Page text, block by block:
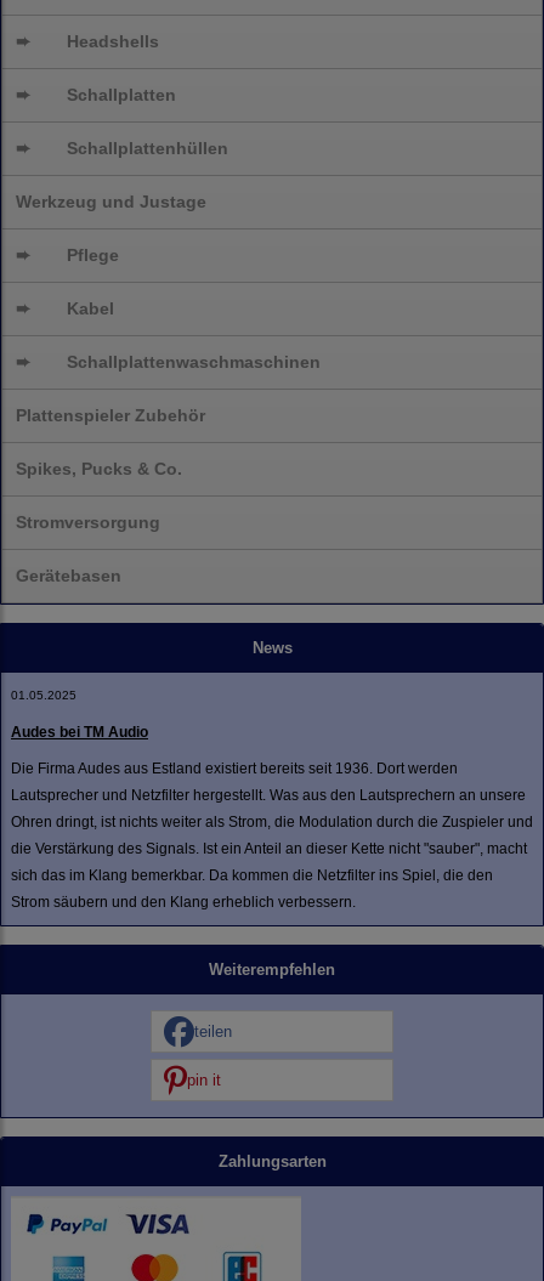
➨ Headshells
➨ Schallplatten
➨ Schallplattenhüllen
Werkzeug und Justage
➨ Pflege
➨ Kabel
➨ Schallplattenwaschmaschinen
Plattenspieler Zubehör
Spikes, Pucks & Co.
Stromversorgung
Gerätebasen
News
01.05.2025
Audes bei TM Audio
Die Firma Audes aus Estland existiert bereits seit 1936. Dort werden
Lautsprecher und Netzfilter hergestellt. Was aus den Lautsprechern an unsere
Ohren dringt, ist nichts weiter als Strom, die Modulation durch die Zuspieler und
die Verstärkung des Signals. Ist ein Anteil an dieser Kette nicht "sauber", macht
sich das im Klang bemerkbar. Da kommen die Netzfilter ins Spiel, die den
Strom säubern und den Klang erheblich verbessern.
Weiterempfehlen
teilen
pin it
Zahlungsarten